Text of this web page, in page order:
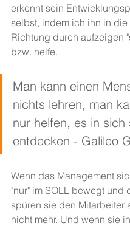
erkennt sein
selbst, indem ich ihn in
Richtung durch aufzeigen
bzw. helfe.
Man kann einen
nichts lehren, man
nur helfen, es in sich
entdecken - Galileo
Wenn das Management
"nur" im SOLL bewegt und
spüren sie den Mitarbeiter
nicht mehr. Und wenn sie